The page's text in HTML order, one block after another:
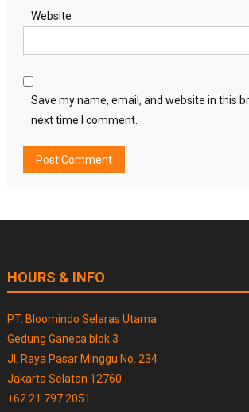
Website
Save my name, email, and website in this
next time I comment.
HOURS & INFO
PT. Bloomindo Selaras Utama
Gedung Ganeca blok 3
Jl. Raya Pasar Minggu No. 234
Jakarta Selatan 12760
+62 21 797 2051